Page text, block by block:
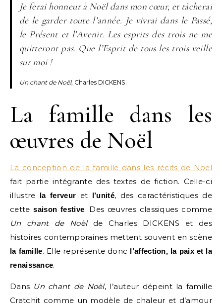
Je ferai honneur à Noël dans mon cœur, et tâcherai
de le garder toute l’année. Je vivrai dans le Passé,
le Présent et l’Avenir. Les esprits des trois ne me
quitteront pas. Que l’Esprit de tous les trois veille
sur moi !
Un chant de Noël, Charles DICKENS.
La famille dans les
œuvres de Noël
La conception de la famille dans les récits de Noël
fait partie intégrante des textes de fiction. Celle-ci
illustre la ferveur et l’unité, des caractéristiques de
cettesaison festive. Des œuvres classiques comme
Un chant de Noëlde Charles DICKENS et des
histoires contemporaines mettent souvent en scène
la famille. Elle représente donc l’affection, la paix et la
renaissance.
Dans Un chant de Noël, l’auteur dépeint la famille
Cratchit comme un modèle de chaleur et d’amour